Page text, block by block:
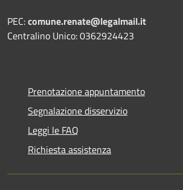
PEC:comune.renate@legalmail.it
Centralino Unico: 0362924423
Prenotazione appuntamento
Segnalazione disservizio
Leggi le FAQ
Richiesta assistenza